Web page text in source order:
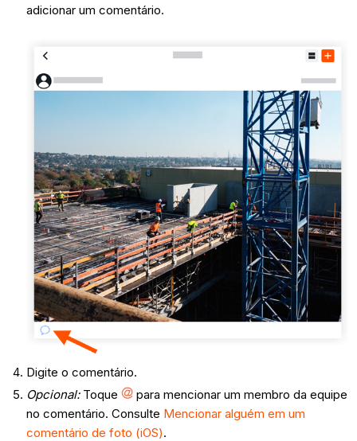
adicionar um comentário.
Digite o comentário.
Opcional:Toque
para mencionar um membro da equipe
no comentário. Consulte Mencionar alguém em um
comentário de foto (iOS).